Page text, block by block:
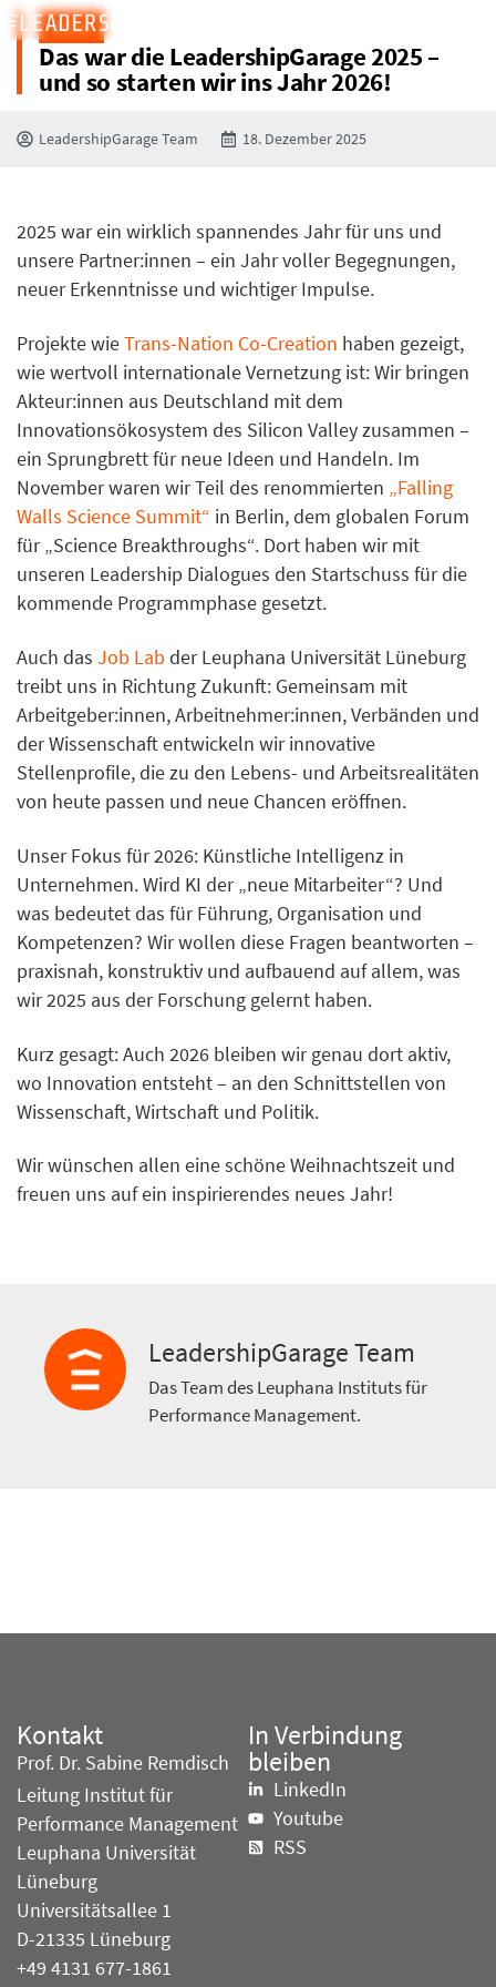
BLOG
Das war die LeadershipGarage 2025 –
und so starten wir ins Jahr 2026!
LeadershipGarage Team 18. Dezember 2025
2025 war ein wirklich spannendes Jahr für uns und
unsere Partner:innen – ein Jahr voller Begegnungen,
neuer Erkenntnisse und wichtiger Impulse.
Projekte wieTrans-Nation Co-Creation haben gezeigt,
wie wertvoll internationale Vernetzung ist: Wir bringen
Akteur:innen aus Deutschland mit dem
Innovationsökosystem des Silicon Valley zusammen –
ein Sprungbrett für neue Ideen und Handeln. Im
November waren wir Teil des renommierten „Falling
Walls Science Summit“ in Berlin, dem globalen Forum
für „Science Breakthroughs“. Dort haben wir mit
unseren Leadership Dialogues den Startschuss für die
kommende Programmphase gesetzt.
Auch das Job Labder Leuphana Universität Lüneburg
treibt uns in Richtung Zukunft: Gemeinsam mit
Arbeitgeber:innen, Arbeitnehmer:innen, Verbänden und
der Wissenschaft entwickeln wir innovative
Stellenprofile, die zu den Lebens- und Arbeitsrealitäten
von heute passen und neue Chancen eröffnen.
Unser Fokus für 2026: Künstliche Intelligenz in
Unternehmen. Wird KI der „neue Mitarbeiter“? Und
was bedeutet das für Führung, Organisation und
Kompetenzen? Wir wollen diese Fragen beantworten –
praxisnah, konstruktiv und aufbauend auf allem, was
wir 2025 aus der Forschung gelernt haben.
Kurz gesagt: Auch 2026 bleiben wir genau dort aktiv,
wo Innovation entsteht – an den Schnittstellen von
Wissenschaft, Wirtschaft und Politik.
Wir wünschen allen eine schöne Weihnachtszeit und
freuen uns auf ein inspirierendes neues Jahr!
LeadershipGarage Team
Das Team des Leuphana Instituts für
Performance Management.
Kontakt
Prof. Dr. Sabine Remdisch
Leitung Institut für
Performance Management
Leuphana Universität
Lüneburg
Universitätsallee 1
D-21335 Lüneburg
+49 4131 677-1861
In Verbindung
bleiben
LinkedIn
Youtube
RSS